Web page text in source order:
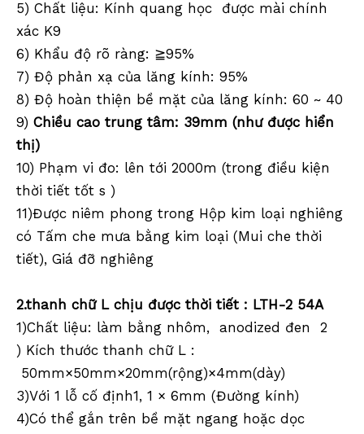
5) Chất liệu: Kính quang học được mài chính
xác K9
6) Khẩu độ rõ ràng: ≧95%
7) Độ phản xạ của lăng kính: 95%
8) Độ hoàn thiện bề mặt của lăng kính: 60 ~ 40
9) Chiều cao trung tâm: 39mm (như được hiển
thị)
10) Phạm vi đo: lên tới 2000m (trong điều kiện
thời tiết tốt s )
11)Được niêm phong trong Hộp kim loại nghiêng
có Tấm che mưa bằng kim loại (Mui che thời
tiết), Giá đỡ nghiêng
2.thanh chữ L chịu được thời tiết : LTH-2 54A
1)Chất liệu: làm bằng nhôm, anodized đen
2
) Kích thước thanh chữ L :
50mm×50mm×20mm(rộng)×4mm(dày)
3)Với 1 lỗ cố định1, 1 × 6mm (Đường kính)
4)Có thể gắn trên bề mặt ngang hoặc dọc